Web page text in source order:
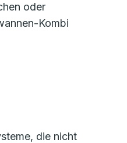
oder
Kombi
die nicht